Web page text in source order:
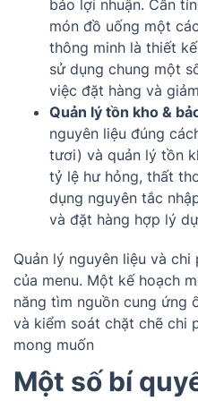
bảo lợi nhuận. Cần
món đồ uống một
thông minh là thiết
sử dụng chung một
việc đặt hàng và
Quản lý tồn kho &
nguyên liệu đúng
tươi) và quản lý tồn
tỷ lệ hư hỏng, thất
dụng nguyên tắc
và đặt hàng hợp lý
Quản lý nguyên liệu và
của menu. Một kế hoạch
năng tìm nguồn cung ứng
và kiểm soát chặt chẽ chi
mong muốn
Một số bí